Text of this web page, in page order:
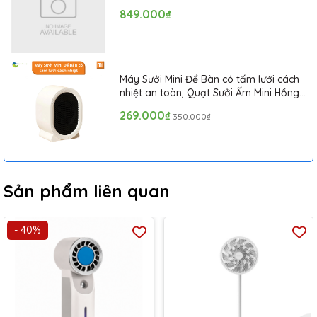
sử dụng, bảo quản. Lồng quạt được thiết kế với khả
năng tản nhiệt tốt đồng thời cũng đảm bảo độ an toàn
849.000₫
Máy Sưởi Mini Để Bàn có tấm lưới cách
nhiệt an toàn, Quạt Sưởi Ấm Mini Hồng
269.000₫ 350.000₫
Sản phẩm liên quan
- 40%